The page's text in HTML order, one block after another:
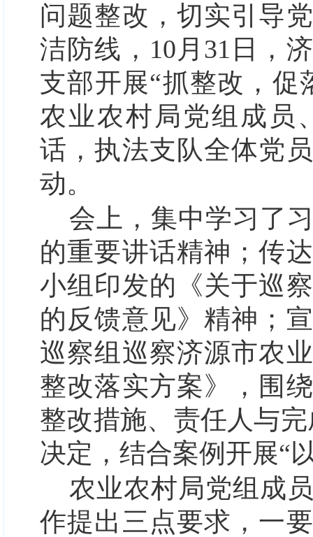
问题整改，切实引导
洁防线， 10月31日，
支部开展“抓整改，促
农业农村局党组成员
话，执法支队全体党
动。
会上，集中学习了
的重要讲话精神；传
小组印发的《关于巡
的反馈意见》精神；
巡察组巡察济源市农
整改落实方案》，围
整改措施、责任人与
决定，结合案例开展“
农业农村局党组成
作提出三点要求， 一